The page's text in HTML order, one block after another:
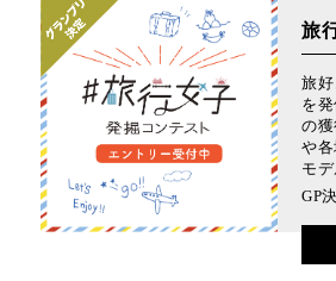
旅
旅
を
の
や
モ
GP